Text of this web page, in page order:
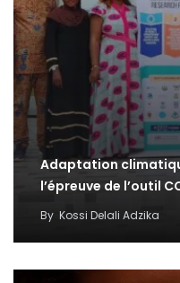
Adaptation
l’épreuve de l’outil
By Kossi Delali Adzika